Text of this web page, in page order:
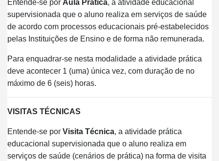
Entende-se por Aula Prática, a atividade educacional
supervisionada que o aluno realiza em serviços de saúde
de acordo com processos educacionais pré-estabelecidos
pelas Instituições de Ensino e de forma não remunerada.
Para enquadrar-se nesta modalidade a atividade prática
deve acontecer 1 (uma) única vez, com duração de no
máximo de 6 (seis) horas.
VISITAS TÉCNICAS
Entende-se por Visita Técnica, a atividade prática
educacional supervisionada que o aluno realiza em
serviços de saúde (cenários de prática) na forma de visita